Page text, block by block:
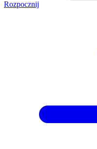
Rozpocznij